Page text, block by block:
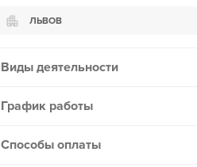
ЛЬВОВ
Борисполь
Виды деятельности
График работы
Способы оплаты